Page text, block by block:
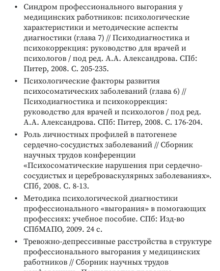
Синдром профессионального выгорания у
медицинских работников: психологические
характеристики и методические аспекты
диагностики (глава 7) // Психодиагностика и
психокоррекция: руководство для врачей и
психологов / под ред. А.А. Александрова. СПб:
Питер, 2008. С. 205-235.
Психологические факторы развития
психосоматических заболеваний (глава 6) //
Психодиагностика и психокоррекция:
руководство для врачей и психологов / под ред.
А.А. Александрова. СПб: Питер, 2008. С. 176-204.
Роль личностных профилей в патогенезе
сердечно-сосудистых заболеваний // Сборник
научных трудов конференции
«Психосоматические нарушения при сердечно-
сосудистых и цереброваскулярных заболеваниях».
СПб, 2008. С. 8-13.
Методика психологической диагностики
профессионального «выгорания» в помогающих
профессиях: учебное пособие. СПб: Изд-во
СПбМАПО, 2009. 24 с.
Тревожно-депрессивные расстройства в структуре
профессионального выгорания у медицинских
работников // Сборник научных трудов